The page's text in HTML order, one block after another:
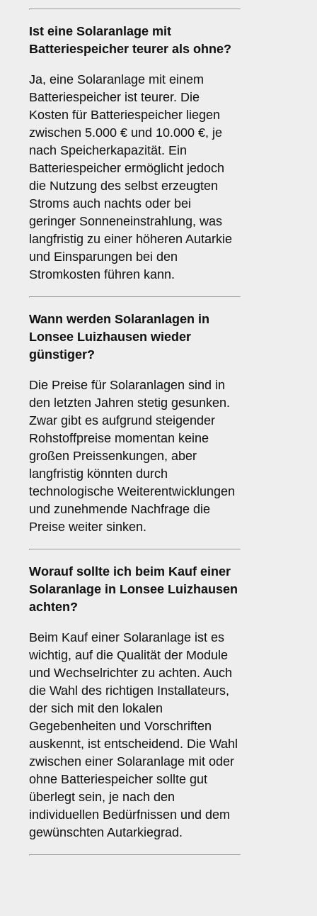
Ist eine Solaranlage mit
Batteriespeicher teurer als ohne?
Ja, eine Solaranlage mit einem
Batteriespeicher ist teurer. Die
Kosten für Batteriespeicher liegen
zwischen 5.000 € und 10.000 €, je
nach Speicherkapazität. Ein
Batteriespeicher ermöglicht jedoch
die Nutzung des selbst erzeugten
Stroms auch nachts oder bei
geringer Sonneneinstrahlung, was
langfristig zu einer höheren Autarkie
und Einsparungen bei den
Stromkosten führen kann.
Wann werden Solaranlagen in
Lonsee Luizhausen wieder
günstiger?
Die Preise für Solaranlagen sind in
den letzten Jahren stetig gesunken.
Zwar gibt es aufgrund steigender
Rohstoffpreise momentan keine
großen Preissenkungen, aber
langfristig könnten durch
technologische Weiterentwicklungen
und zunehmende Nachfrage die
Preise weiter sinken.
Worauf sollte ich beim Kauf einer
Solaranlage in Lonsee Luizhausen
achten?
Beim Kauf einer Solaranlage ist es
wichtig, auf die Qualität der Module
und Wechselrichter zu achten. Auch
die Wahl des richtigen Installateurs,
der sich mit den lokalen
Gegebenheiten und Vorschriften
auskennt, ist entscheidend. Die Wahl
zwischen einer Solaranlage mit oder
ohne Batteriespeicher sollte gut
überlegt sein, je nach den
individuellen Bedürfnissen und dem
gewünschten Autarkiegrad.